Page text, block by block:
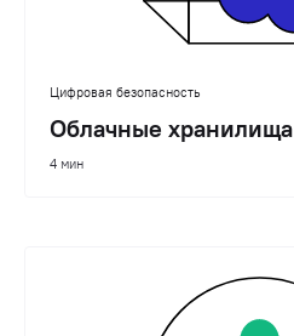
Цифровая безопасность
Облачные хранилища
4 мин